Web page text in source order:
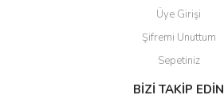
Üye Girişi
Şifremi Unuttum
Sepetiniz
BİZİ TAKİP EDİN